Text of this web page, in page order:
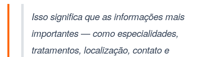
Isso significa que as informações mais
importantes — como especialidades,
tratamentos, localização, contato e